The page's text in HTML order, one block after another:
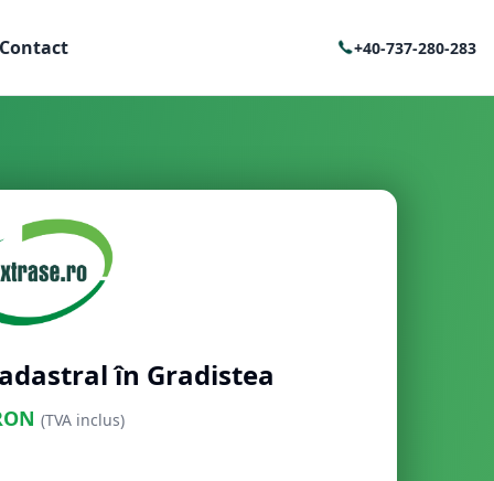
Contact +40-737-280-283
în Gradistea
(TVA inclus)